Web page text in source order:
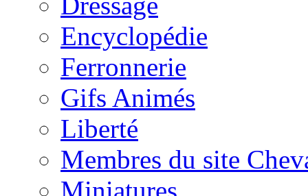
Encyclopédie
Ferronnerie
Gifs Animés
Liberté
Membres du site
Miniatures